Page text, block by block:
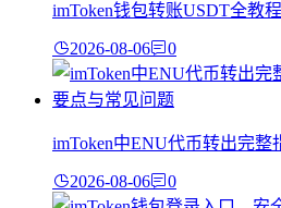
imToken钱包转账USDT全教
2026-08-06 0
imToken中ENU代币转出完
2026-08-06 0